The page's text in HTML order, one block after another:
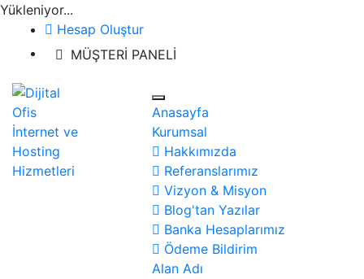
Yükleniyor...
Hesap Oluştur
MÜŞTERİ PANELİ
Anasayfa
Kurumsal
Hakkımızda
Referanslarımız
Vizyon & Misyon
Blog'tan Yazılar
Banka Hesaplarımız
Ödeme Bildirim
Alan Adı